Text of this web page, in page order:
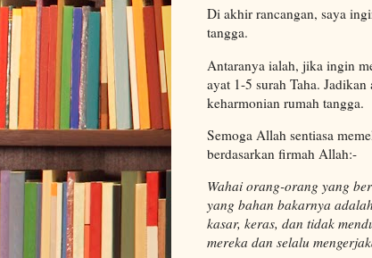
Di akhir rancangan, saya
tangga.
Antaranya ialah, jika ingin
ayat 1-5 surah Taha.
keharmonian rumah tangga.
Semoga Allah sentiasa
berdasarkan firmah Allah:-
Wahai orang-orang yang
yang bahan bakarnya
kasar, keras, dan tidak
mereka dan selalu